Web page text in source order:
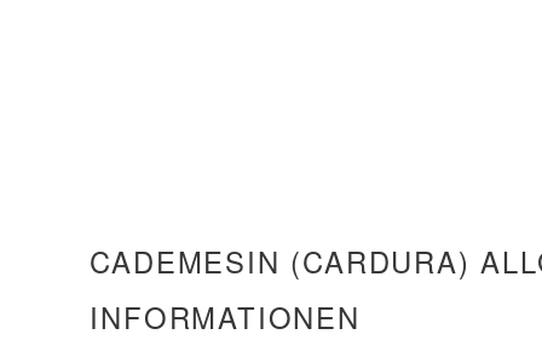
CADEMESIN (CARDURA)
INFORMATIONEN